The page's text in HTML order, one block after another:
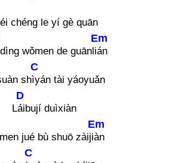
chéng le yí gè quān
wǒmen de guānli
Em
án
sh
C
ìyán tài yáoyuǎn
L
D
áibují duìxiàn
jué bù shuō zàiji
Em
àn
C